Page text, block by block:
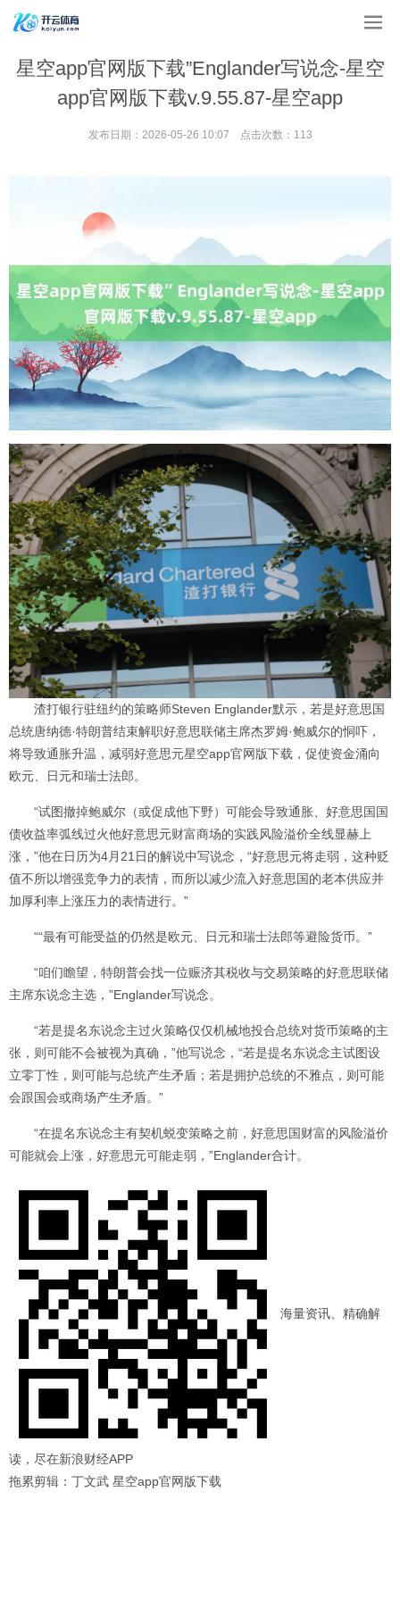
星空app官网版下载”Englander写说念-星空
app官网版下载v.9.55.87-星空app
发布日期：2026-05-26 10:07 点击次数：113
渣打银行驻纽约的策略师Steven Englander默示，若是好意思国
总统唐纳德·特朗普结束解职好意思联储主席杰罗姆·鲍威尔的恫吓，
将导致通胀升温，减弱好意思元星空app官网版下载，促使资金涌向
欧元、日元和瑞士法郎。
“试图撤掉鲍威尔（或促成他下野）可能会导致通胀、好意思国国
债收益率弧线过火他好意思元财富商场的实践风险溢价全线显赫上
涨，”他在日历为4月21日的解说中写说念，“好意思元将走弱，这种贬
值不所以增强竞争力的表情，而所以减少流入好意思国的老本供应并
加厚利率上涨压力的表情进行。”
““最有可能受益的仍然是欧元、日元和瑞士法郎等避险货币。”
“咱们瞻望，特朗普会找一位赈济其税收与交易策略的好意思联储
主席东说念主选，”Englander写说念。
“若是提名东说念主过火策略仅仅机械地投合总统对货币策略的主
张，则可能不会被视为真确，”他写说念，“若是提名东说念主试图设
立零丁性，则可能与总统产生矛盾；若是拥护总统的不雅点，则可能
会跟国会或商场产生矛盾。”
“在提名东说念主有契机蜕变策略之前，好意思国财富的风险溢价
可能就会上涨，好意思元可能走弱，”Englander合计。
海量资讯、精确解
读，尽在新浪财经APP
拖累剪辑：丁文武 星空app官网版下载